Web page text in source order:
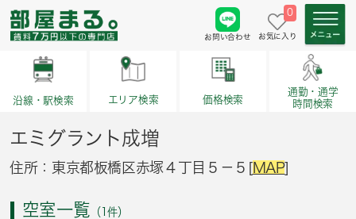
お問い合わせ
0
お気に入り
沿線・駅検索 エリア検索 価格検索
通勤・通学
時間検索
エミグラント成増
住所：東京都板橋区赤塚４丁目５－５[MAP]
空室一覧 （1件）